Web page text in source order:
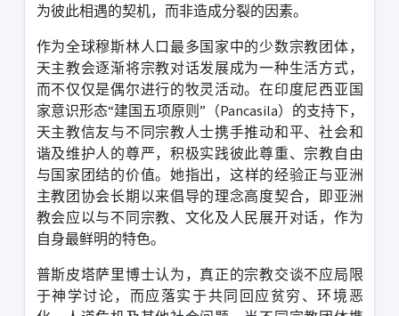
为彼此相遇的契机，而非造成分裂的因素。
作为全球穆斯林人口最多国家中的少数宗教团体，
天主教会逐渐将宗教对话发展成为一种生活方式，
而不仅仅是偶尔进行的牧灵活动。在印度尼西亚国
家意识形态“建国五项原则” （Pancasila）的支持下，
天主教信友与不同宗教人士携手推动和平、社会和
谐及维护人的尊严，积极实践彼此尊重、宗教自由
与国家团结的价值。 她指出，这样的经验正与亚洲
主教团协会长期以来倡导的理念高度契合，即亚洲
教会应以与不同宗教、文化及人民展开对话，作为
自身最鲜明的特色。
普斯皮塔萨里博士认为，真正的宗教交谈不应局限
于神学讨论，而应落实于共同回应贫穷、环境恶